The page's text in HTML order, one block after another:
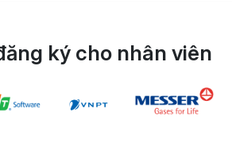
ký cho nhân viên